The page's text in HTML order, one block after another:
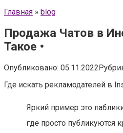
Главная » blog
Продажа Чатов в
Такое •
Опубликовано: 05.11.2022
Где искать рекламодателей в
Яркий пример это
где просто публикуются